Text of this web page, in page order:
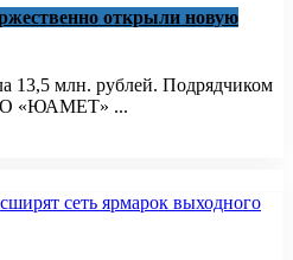
открыли новую
13,5 млн. рублей. Подрядчиком
«ЮАМЕТ» ...